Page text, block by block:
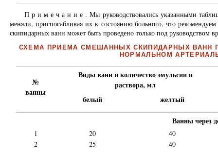
Примечание . Мы руководствовались указанными
меняли, приспосабливая их к состоянию больного, что
скипидарных ванн может быть проведено только под руководством
СХЕМА ПРИЕМА СМЕШАННЫХ СКИПИДАРНЫХ ВАНН
НОРМАЛЬНОМ
№
ванны
Виды ванн и количество эмульсии и
раствора, мл
белый
желтый
Ванны через
1 20
40
2
25
40